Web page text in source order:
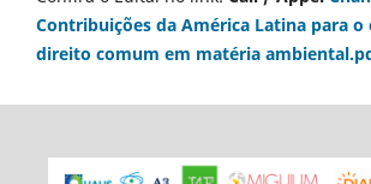
Contribuições da América Latina para o
direito comum em matéria